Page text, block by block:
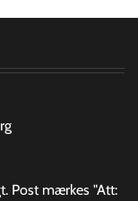
Post mærkes "Att: